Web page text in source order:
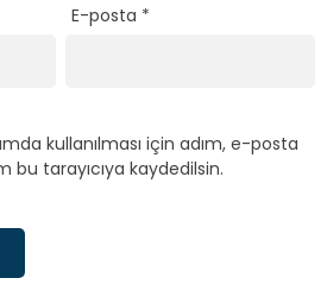
E-posta *
kullanılması için adım, e-posta
bu tarayıcıya kaydedilsin.